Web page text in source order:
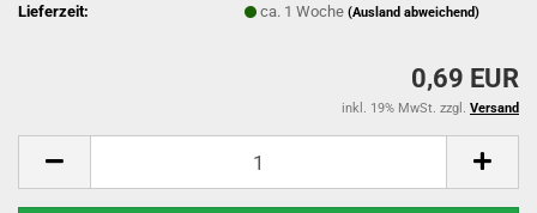
Lieferzeit: ca. 1 Woche(Ausland abweichend)
0,69 EUR
inkl. 19% MwSt. zzgl. Versand